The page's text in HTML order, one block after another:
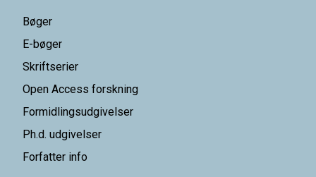
Bøger
E-bøger
Skriftserier
Open Access forskning
Formidlingsudgivelser
Ph.d. udgivelser
Forfatter info